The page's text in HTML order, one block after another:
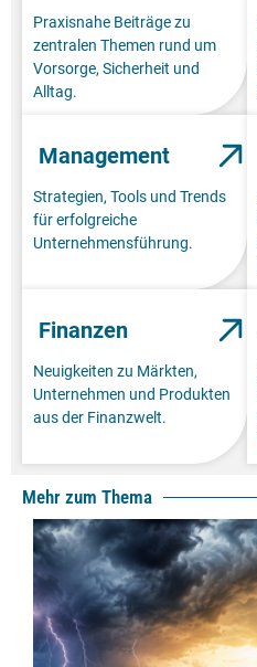
Praxisnahe Beiträge zu
zentralen Themen rund um
Vorsorge, Sicherheit und
Alltag.
Management
Strategien, Tools und Trends
für erfolgreiche
Unternehmensführung.
Finanzen
Neuigkeiten zu Märkten,
Unternehmen und Produkten
aus der Finanzwelt.
Mehr zum Thema